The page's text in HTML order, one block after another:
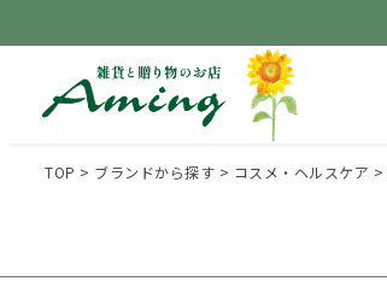
TOP ブランドから探す コスメ・ヘルスケア